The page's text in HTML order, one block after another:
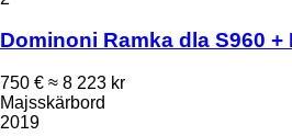
Dominoni Ramka dla S960 +
750 € ≈ 8 223 kr
Majsskärbord
2019